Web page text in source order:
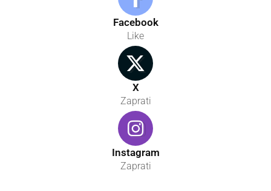
Facebook
Like
X
Zaprati
Instagram
Zaprati